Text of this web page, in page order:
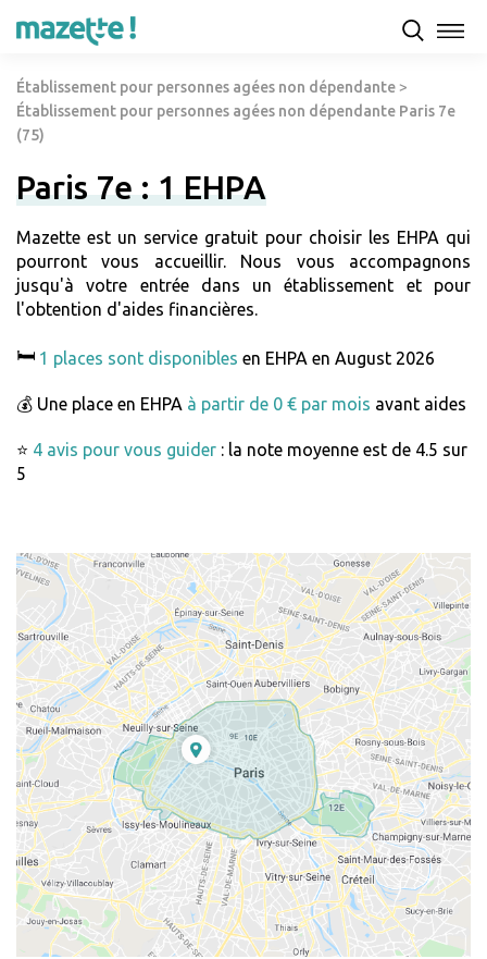
Établissement pour personnes agées non dépendante >
Établissement pour personnes agées non dépendante Paris 7e
(75)
Paris 7e : 1 EHPA
Mazette est un service gratuit pour choisir les EHPA qui
pourront vous accueillir. Nous vous accompagnons
jusqu'à votre entrée dans un établissement et pour
l'obtention d'aides financières.
🛏️ 1 places sont disponibles en EHPA en August 2026
💰 Une place en EHPA à partir de 0 € par mois avant aides
⭐ 4 avis pour vous guider : la note moyenne est de 4.5 sur
5